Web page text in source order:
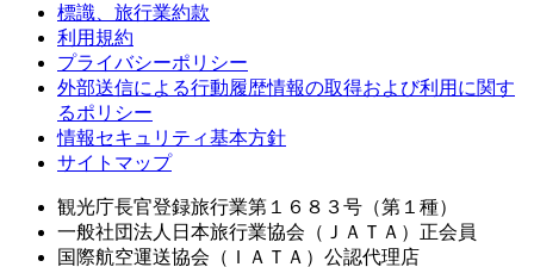
標識、旅行業約款
利用規約
プライバシーポリシー
外部送信による行動履歴情報の取得および利用に関す
るポリシー
情報セキュリティ基本方針
サイトマップ
観光庁長官登録旅行業第１６８３号（第１種）
一般社団法人日本旅行業協会（ＪＡＴＡ）正会員
国際航空運送協会（ＩＡＴＡ）公認代理店